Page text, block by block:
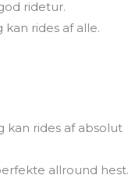
ridetur.
rides af alle.
kan rides af absolut
allround hest.